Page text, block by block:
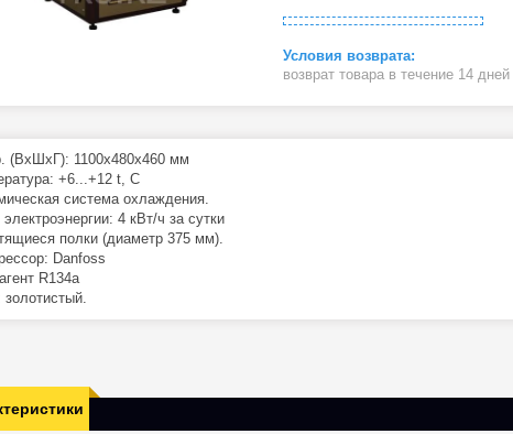
возврат товара в течение 14 дней
(ВхШхГ): 1100х480х460 мм
+6...+12 t, C
система охлаждения.
электроэнергии: 4 кВт/ч за сутки
полки (диаметр 375 мм).
Danfoss
R134a
золотистый.